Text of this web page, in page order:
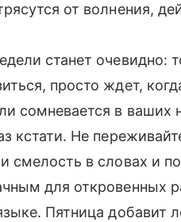
от волнения,
станет очевидно:
просто ждет,
сомневается в
кстати. Не
смелость в словах и
для откровенных
Пятница